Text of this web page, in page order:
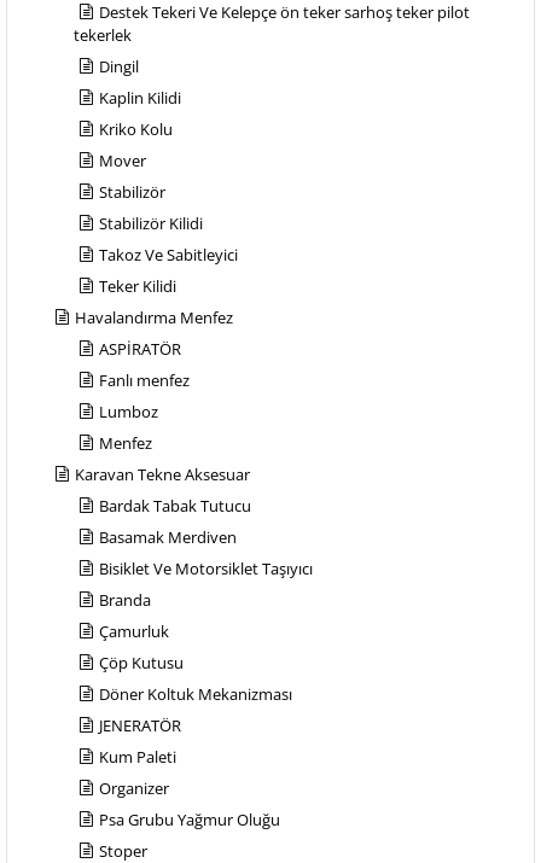
Destek Tekeri Ve Kelepçe ön teker sarhoş teker pilot
tekerlek
Dingil
Kaplin Kilidi
Kriko Kolu
Mover
Stabilizör
Stabilizör Kilidi
Takoz Ve Sabitleyici
Teker Kilidi
Havalandırma Menfez
ASPİRATÖR
Fanlı menfez
Lumboz
Menfez
Karavan Tekne Aksesuar
Bardak Tabak Tutucu
Basamak Merdiven
Bisiklet Ve Motorsiklet Taşıyıcı
Branda
Çamurluk
Çöp Kutusu
Döner Koltuk Mekanizması
JENERATÖR
Kum Paleti
Organizer
Psa Grubu Yağmur Oluğu
Stoper